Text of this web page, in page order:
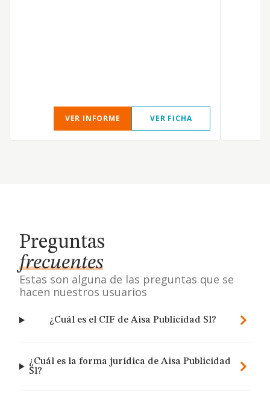
VER INFORME VER FICHA
Preguntas
frecuentes
Estas son alguna de las preguntas que se
hacen nuestros usuarios
¿Cuál es el CIF de Aisa Publicidad Sl?
¿Cuál es la forma jurídica de Aisa Publicidad
Sl?